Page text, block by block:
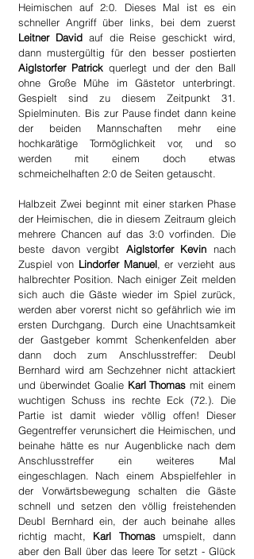
Heimischen auf 2:0. Dieses Mal ist es ein
Leitner David auf die Reise geschickt wird,
Aiglstorfer Patrick querlegt und der den Ball
ohne Große Mühe im Gästetor unterbringt.
Gespielt sind zu diesem Zeitpunkt 31.
Spielminuten. Bis zur Pause findet dann keine
der beiden Mannschaften mehr eine
hochkarätige Tormöglichkeit vor, und so
werden mit einem doch etwas
schmeichelhaften 2:0 de Seiten getauscht.
Halbzeit Zwei beginnt mit einer starken Phase
der Heimischen, die in diesem Zeitraum gleich
mehrere Chancen auf das 3:0 vorfinden. Die
beste davon vergibt Aiglstorfer Kevin nach
Zuspiel von Lindorfer Manuel, er verzieht aus
halbrechter Position. Nach einiger Zeit melden
sich auch die Gäste wieder im Spiel zurück,
werden aber vorerst nicht so gefährlich wie im
ersten Durchgang. Durch eine Unachtsamkeit
der Gastgeber kommt Schenkenfelden aber
dann doch zum Anschlusstreffer: Deubl
Bernhard wird am Sechzehner nicht attackiert
und überwindet Goalie Karl Thomas mit einem
wuchtigen Schuss ins rechte Eck (72.). Die
Partie ist damit wieder völlig offen! Dieser
Gegentreffer verunsichert die Heimischen, und
beinahe hätte es nur Augenblicke nach dem
Anschlusstreffer ein weiteres Mal
eingeschlagen. Nach einem Abspielfehler in
der Vorwärtsbewegung schalten die Gäste
schnell und setzen den völlig freistehenden
Deubl Bernhard ein, der auch beinahe alles
richtig macht, Karl Thomas umspielt, dann
aber den Ball über das leere Tor setzt - Glück